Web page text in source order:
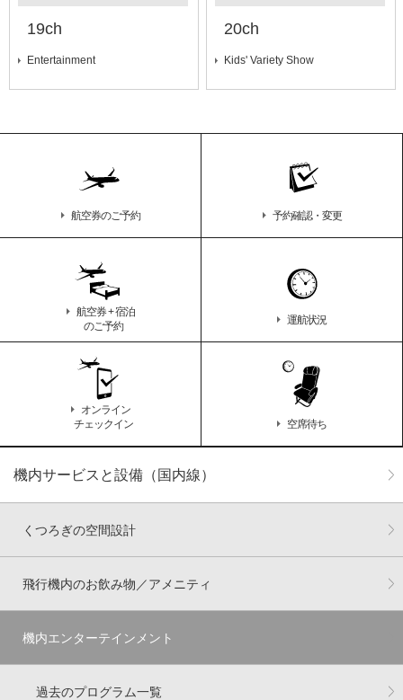
19ch
Entertainment
20ch
Kids' Variety Show
機内サービスと設備（国内線）
くつろぎの空間設計
飛行機内のお飲み物／アメニティ
機内エンターテインメント
過去のプログラム一覧
航空券のご予約 予約確認・変更
航空券 + 宿泊
のご予約
運航状況
オンライン
チェックイン
空席待ち